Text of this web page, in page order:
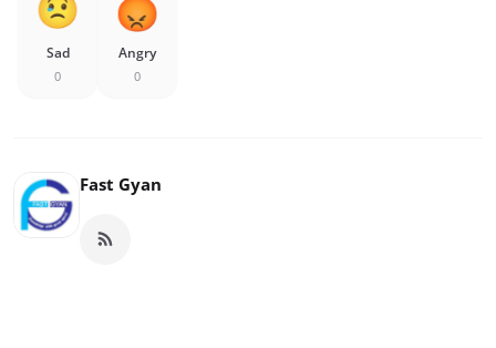
Sad
0
Angry
0
Fast Gyan